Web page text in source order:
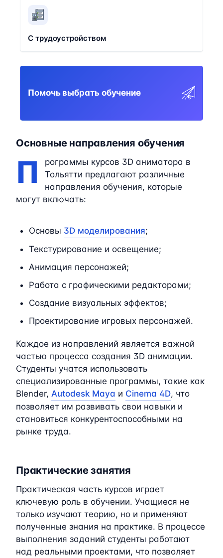
С трудоустройством
Помочь выбрать обучение
Основные направления обучения
П
рограммы курсов 3D аниматора в
Тольятти предлагают различные
направления обучения, которые
могут включать:
Основы 3D моделирования;
Текстурирование и освещение;
Анимация персонажей;
Работа с графическими редакторами;
Создание визуальных эффектов;
Проектирование игровых персонажей.
Каждое из направлений является важной
частью процесса создания 3D анимации.
Студенты учатся использовать
специализированные программы, такие как
Blender, Autodesk Maya и Cinema 4D, что
позволяет им развивать свои навыки и
становиться конкурентоспособными на
рынке труда.
Практические занятия
Практическая часть курсов играет
ключевую роль в обучении. Учащиеся не
только изучают теорию, но и применяют
полученные знания на практике. В процессе
выполнения заданий студенты работают
над реальными проектами, что позволяет